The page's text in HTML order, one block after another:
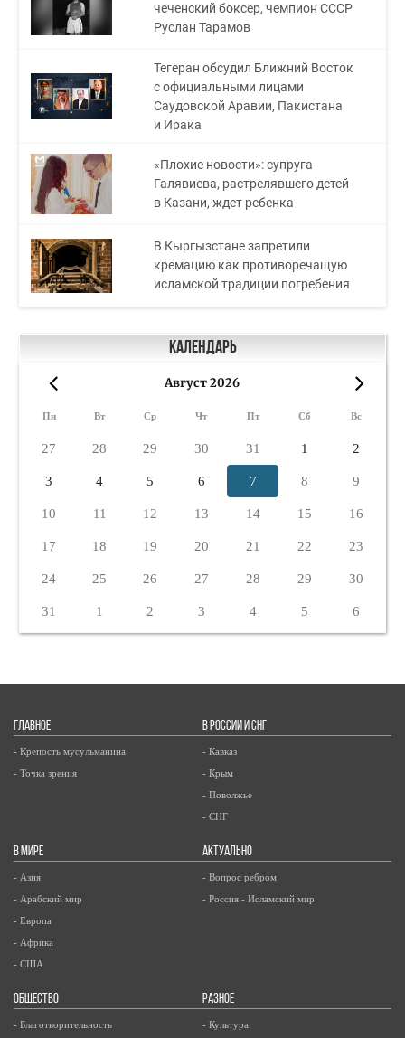
чеченский боксер, чемпион СССР
Руслан Тарамов
Тегеран обсудил Ближний Восток
с официальными лицами
Саудовской Аравии, Пакистана
и Ирака
«Плохие новости»: супруга
Галявиева, растрелявшего детей
в Казани, ждет ребенка
В Кыргызстане запретили
кремацию как противоречащую
исламской традиции погребения
Календарь
Август 2026
Пн Вт Ср Чт Пт Сб Вс
27 28 29 30 31 1 2
3 4 5 6 7 8 9
10 11 12 13 14 15 16
17 18 19 20 21 22 23
24 25 26 27 28 29 30
31 1 2 3 4 5 6
ГЛАВНОЕ
- Крепость мусульманина
- Точка зрения
В РОССИИ И СНГ
- Кавказ
- Крым
- Поволжье
- СНГ
В МИРЕ
- Азия
- Арабский мир
- Европа
- Африка
- США
АКТУАЛЬНО
- Вопрос ребром
- Россия - Исламский мир
ОБЩЕСТВО
- Благотворительность
РАЗНОЕ
- Культура